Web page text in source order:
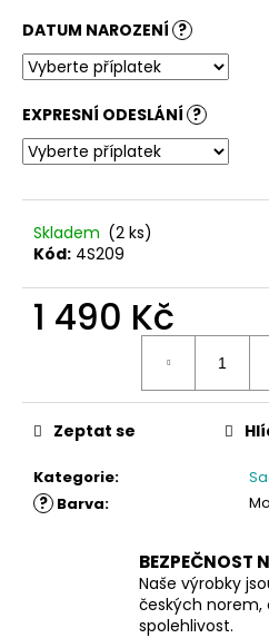
DATUM NAROZENÍ ?
EXPRESNÍ ODESLÁNÍ ?
Skladem (2 ks)
Kód: 4S209
1 490 Kč
Kategorie:
? Barva:
Zeptat se
BEZPEČNOST
Naše výrobky
českých norem,
spolehlivost.
m
e